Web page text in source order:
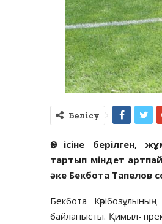
Бөлісу
Өз ісіне берілген,
тартып міндет
әке Бекбота Тапелов
Бекбота
байланысты. Қимыл-тірек